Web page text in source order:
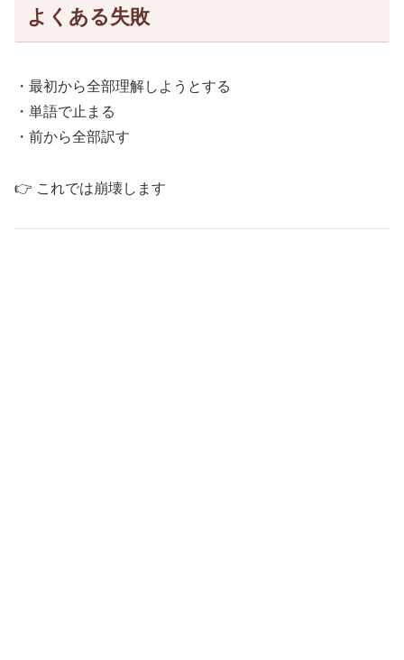
よくある失敗
・最初から全部理解しようとする
・単語で止まる
・前から全部訳す
👉 これでは崩壊します